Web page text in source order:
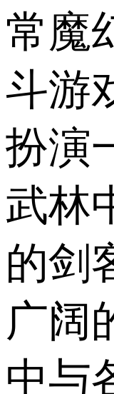
常魔
斗游
扮演
武林
的剑
广阔
中与